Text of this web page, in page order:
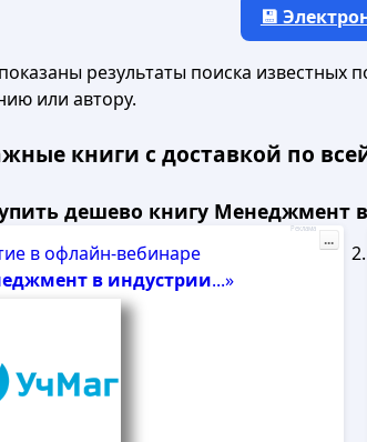
💾
результаты поиска известных
или автору.
книги с доставкой по
дешево книгу Менеджмент
в офлайн-вебинаре
в индустрии...»
Реклама
...